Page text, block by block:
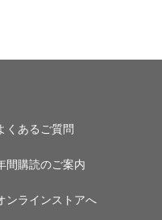
くあるご質問
間購読のご案内
ンラインストアへ